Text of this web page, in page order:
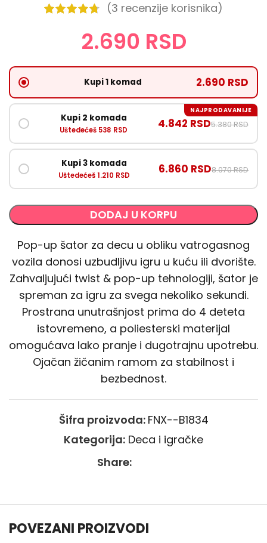
(3 recenzije korisnika)
2.690 RSD
Kupi 1 komad 2.690 RSD
Kupi 2 komada
Uštedećeš 538 RSD 4.842 RSD5.380 RSD
NAJPRODAVANIJE
Kupi 3 komada
Uštedećeš 1.210 RSD 6.860 RSD8.070 RSD
DODAJ U KORPU
Pop-up šator za decu u obliku vatrogasnog
vozila donosi uzbudljivu igru u kuću ili dvorište.
Zahvaljujući twist & pop-up tehnologiji, šator je
spreman za igru za svega nekoliko sekundi.
Prostrana unutrašnjost prima do 4 deteta
istovremeno, a poliesterski materijal
omogućava lako pranje i dugotrajnu upotrebu.
Ojačan žičanim ramom za stabilnost i
bezbednost.
Šifra proizvoda: FNX--B1834
Kategorija: Deca i igračke
Share:
POVEZANI PROIZVODI